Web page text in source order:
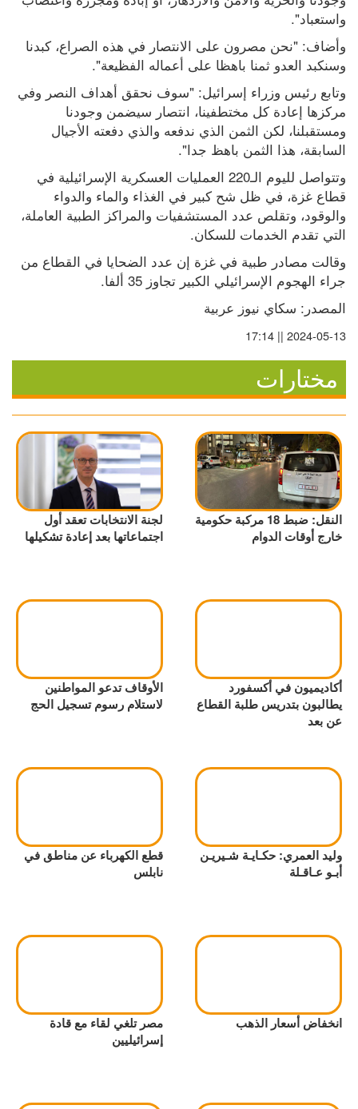
واستعباد".
وسنكبد العدو ثمنا باهظا على أعماله الفظيعة".
السابقة، هذا الثمن باهظ جدا".
التي تقدم الخدمات للسكان.
جراء الهجوم الإسرائيلي الكبير تجاوز 35 ألفا.
المصدر: سكاي نيوز عربية
2024-05-13 || 17:14
مختارات
النقل: ضبط 18 مركبة حكومية
خارج أوقات الدوام
لجنة الانتخابات تعقد أول
اجتماعاتها بعد إعادة تشكيلها
أكاديميون في أكسفورد
يطالبون بتدريس طلبة القطاع
عن بعد
الأوقاف تدعو المواطنين
لاستلام رسوم تسجيل الحج
وليد العمري: حكـايـة شـيريـن
أبـو عـاقـلة
قطع الكهرباء عن مناطق في
نابلس
انخفاض أسعار الذهب
مصر تلغي لقاء مع قادة
إسرائيليين